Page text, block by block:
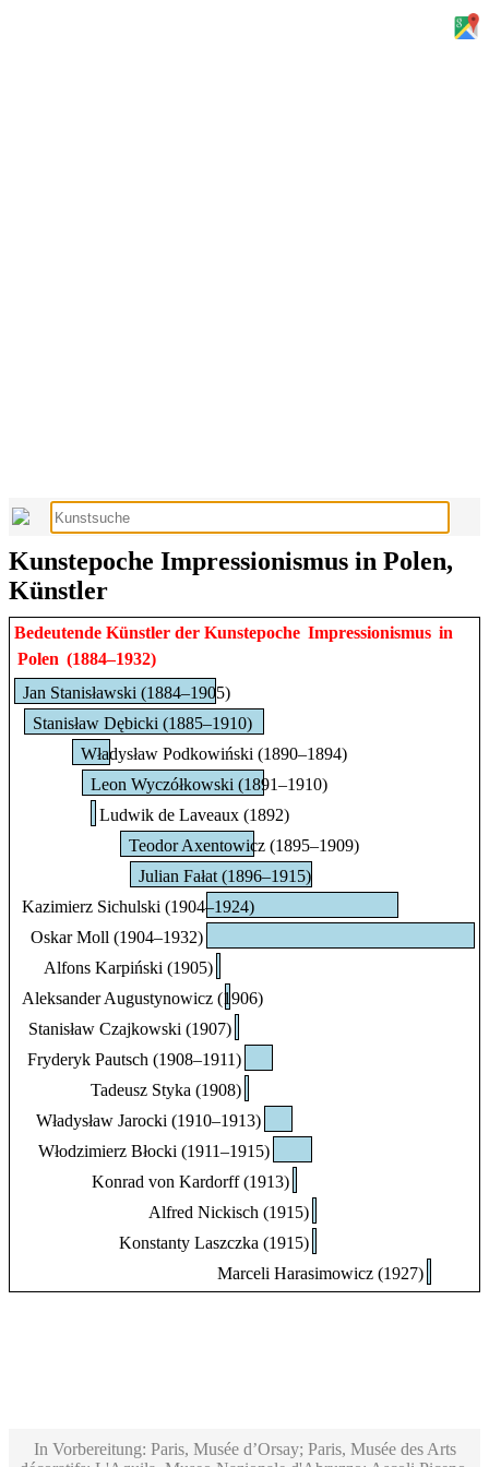
Kunstepoche Impressionismus in Polen,
Künstler
Bedeutende Künstler der Kunstepoche Impressionismus in
Polen (1884–1932)
Jan Stanisławski (1884–1905)
Stanisław Dębicki (1885–1910)
Władysław Podkowiński (1890–1894)
Leon Wyczółkowski (1891–1910)
Ludwik de Laveaux (1892)
Teodor Axentowicz (1895–1909)
Julian Fałat (1896–1915)
Kazimierz Sichulski (1904–1924)
Oskar Moll (1904–1932)
Alfons Karpiński (1905)
Aleksander Augustynowicz (1906)
Stanisław Czajkowski (1907)
Fryderyk Pautsch (1908–1911)
Tadeusz Styka (1908)
Władysław Jarocki (1910–1913)
Włodzimierz Błocki (1911–1915)
Konrad von Kardorff (1913)
Alfred Nickisch (1915)
Konstanty Laszczka (1915)
Marceli Harasimowicz (1927)
In Vorbereitung: Paris, Musée d’Orsay; Paris, Musée des Arts